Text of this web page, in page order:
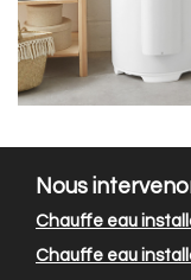
Nous
Chauffe eau
Chauffe eau